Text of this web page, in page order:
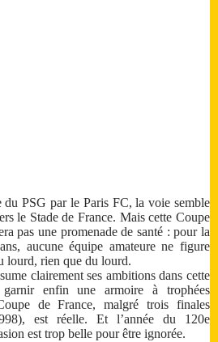
du PSG par le Paris FC, la voie semble
le Stade de France. Mais cette Coupe
pas une promenade de santé : pour la
aucune équipe amateure ne figure
lourd, rien que du lourd.
clairement ses ambitions dans cette
enfin une armoire à trophées
de France, malgré trois finales
est réelle. Et l’année du 120e
est trop belle pour être ignorée.